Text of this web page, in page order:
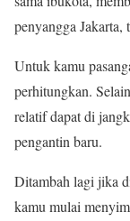
penyangga Jakarta,
Untuk kamu
perhitungkan.
relatif dapat di
pengantin baru.
Ditambah lagi jika
kamu mulai